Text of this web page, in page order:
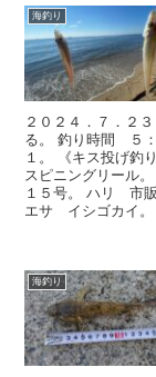
海釣り
２０２４．７．２
る。 釣り時間 ５
１。 《キス投げ
スピニングリール
１５号。 ハリ 市販
エサ イシゴカイ。
海釣り